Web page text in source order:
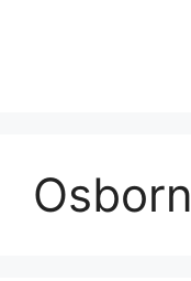
Osborn